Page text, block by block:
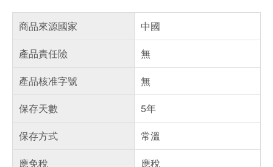
商品來源國家
中國
產品責任險
無
產品核准字號
無
保存天數
5年
保存方式
常溫
應免稅
應稅